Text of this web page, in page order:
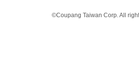
©Coupang Taiwan Corp. All